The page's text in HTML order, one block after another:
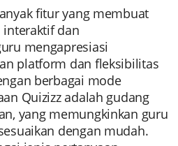
fitur yang membuat
dan
mengapresiasi
platform dan fleksibilitas
berbagai mode
Quizizz adalah gudang
yang memungkinkan guru
dengan mudah.